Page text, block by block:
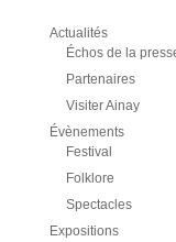
Actualités
Échos de la
Partenaires
Visiter Ainay
Évènements
Festival
Folklore
Spectacles
Expositions